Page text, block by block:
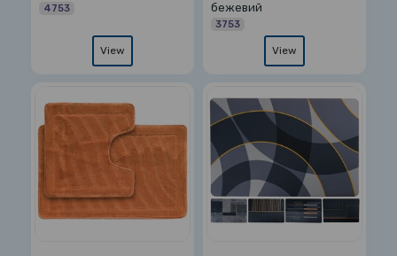
4753
View
бежевий
3753
View